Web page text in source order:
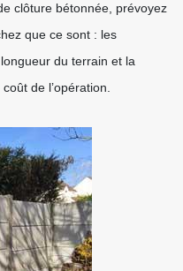
clôture bétonnée, prévoyez
que ce sont : les
du terrain et la
de l’opération.